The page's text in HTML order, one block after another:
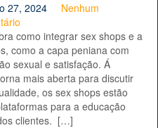
27, 2024
Nenhum
como integrar sex shops e a
como a capa peniana com
sexual e satisfação. Á
mais aberta para discutir
os sex shops estão
para a educação
clientes. […]